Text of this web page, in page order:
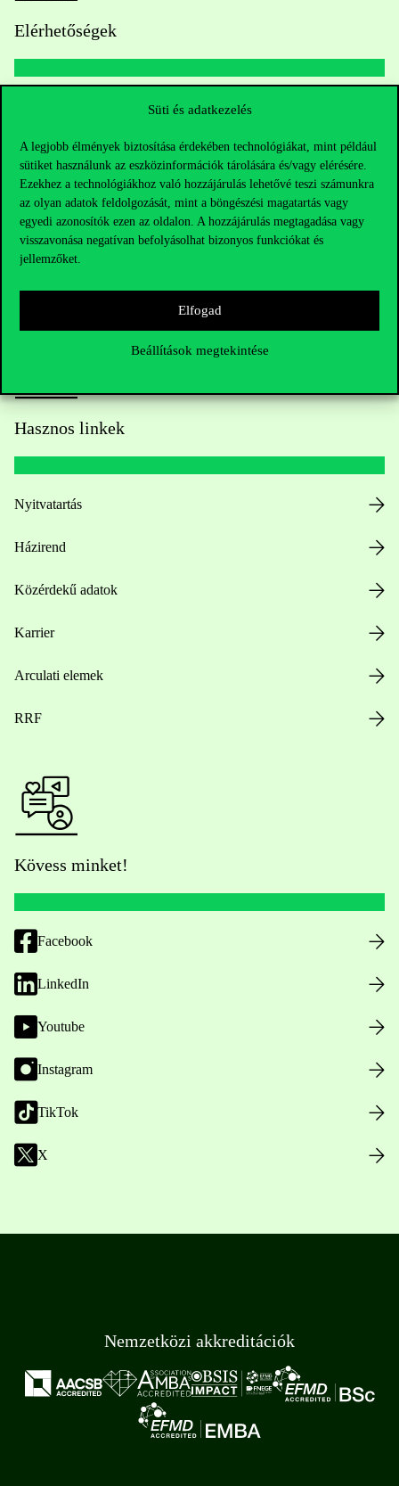
Süti és adatkezelés
A legjobb élmények biztosítása érdekében technológiákat, mint például
sütiket használunk az eszközinformációk tárolására és/vagy elérésére.
Ezekhez a technológiákhoz való hozzájárulás lehetővé teszi számunkra
az olyan adatok feldolgozását, mint a böngészési magatartás vagy
egyedi azonosítók ezen az oldalon. A hozzájárulás megtagadása vagy
visszavonása negatívan befolyásolhat bizonyos funkciókat és
jellemzőket.
Elfogad
Beállítások megtekintése
Elérhetőségek
+36 1 482 5000
Kérdésed van a felvételivel kapcsolatban?
Oktatói elérhetőségek
HUB jelenlegi hallgatóinknak
Hasznos linkek
Nyitvatartás
Házirend
Közérdekű adatok
Karrier
Arculati elemek
RRF
Kövess minket!
Facebook
LinkedIn
Youtube
Instagram
TikTok
X
Nemzetközi akkreditációk